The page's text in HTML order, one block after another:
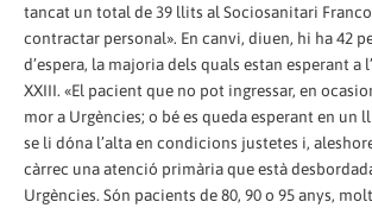
tancat un total de 39 llits al Sociosanitari
contractar personal». En canvi, diuen, hi ha 42
d’espera, la majoria dels quals estan esperant a
XXIII. «El pacient que no pot ingressar, en
mor a Urgències; o bé es queda esperant en un
se li dóna l’alta en condicions justetes i,
càrrec una atenció primària que està
Urgències. Són pacients de 80, 90 o 95 anys,